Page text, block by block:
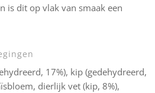
is dit op vlak van smaak een
17%), kip (gedehydreerd,
dierlijk vet (kip, 8%),